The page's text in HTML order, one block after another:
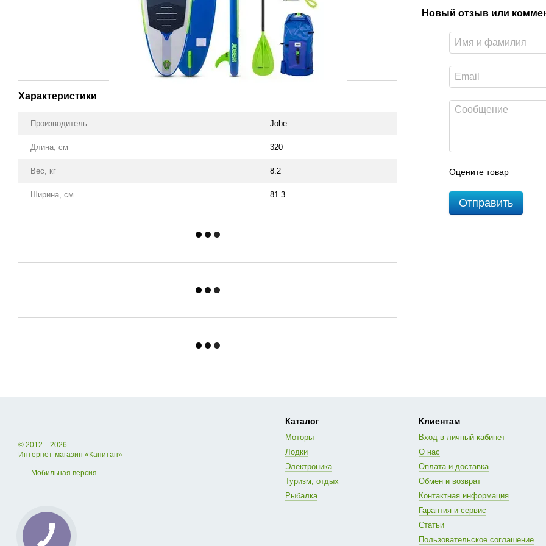
Характеристики
Производитель Jobe
Длина, см 320
Вес, кг 8.2
Ширина, см 81.3
Новый отзыв или
Оцените товар
Отправить
© 2012—2026
Интернет-магазин «Капитан»
Мобильная версия
Каталог
Моторы
Лодки
Электроника
Туризм, отдых
Рыбалка
Клиентам
Вход в личный кабинет
О нас
Оплата и доставка
Обмен и возврат
Контактная информация
Гарантия и сервис
Статьи
Пользовательское соглашение